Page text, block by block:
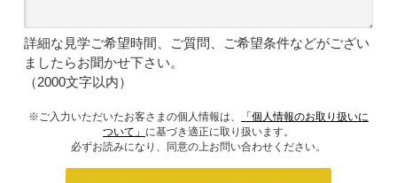
詳細な見学ご希望時間、ご質問、ご希望条件などがござい
ましたらお聞かせ下さい。
（2000文字以内）
※ご入力いただいたお客さまの個人情報は、
「個人情報のお取り扱いに
ついて」 に基づき適正に取り扱います。
必ずお読みになり、同意の上お問い合わせください。